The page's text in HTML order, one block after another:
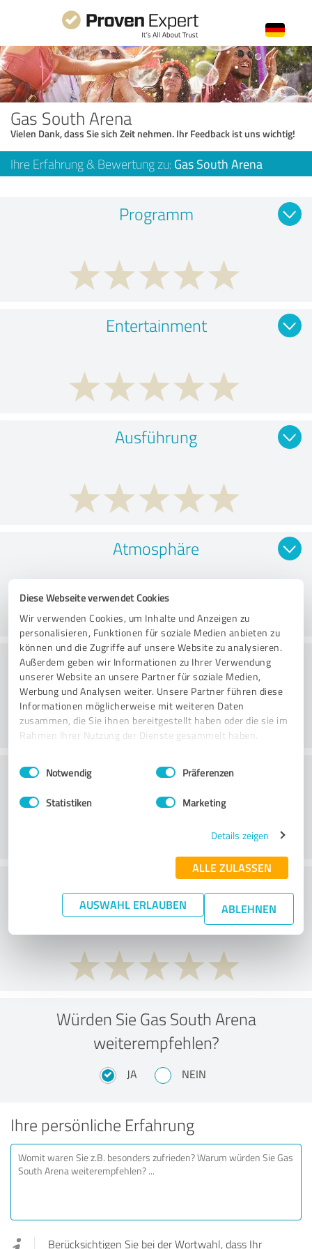
Diese Webseite verwendet Cookies
Wir verwenden Cookies, um Inhalte und Anzeigen zu
personalisieren, Funktionen für soziale Medien anbieten zu
können und die Zugriffe auf unsere Website zu analysieren.
Außerdem geben wir Informationen zu Ihrer Verwendung
unserer Website an unsere Partner für soziale Medien,
Werbung und Analysen weiter. Unsere Partner führen diese
Informationen möglicherweise mit weiteren Daten
zusammen, die Sie ihnen bereitgestellt haben oder die sie im
Rahmen Ihrer Nutzung der Dienste gesammelt haben.
Impressum Datenschutzbestimmungen
Einwilligungsauswahl
Notwendig Präferenzen
Statistiken Marketing
Details zeigen
ALLE ZULASSEN
AUSWAHL ERLAUBEN ABLEHNEN
Gas South Arena
Vielen Dank, dass Sie sich Zeit nehmen. Ihr Feedback ist uns wichtig!
Ihre Erfahrung & Bewertung zu: Gas South Arena
Programm
Entertainment
Ausführung
Atmosphäre
Qualität
Kundenservice
Wie beurteilen Sie das
Preis-/Leistungsverhältnis?
Würden Sie Gas South Arena
weiterempfehlen?
JA NEIN
Ihre persönliche Erfahrung
Berücksichtigen Sie bei der Wortwahl, dass Ihr